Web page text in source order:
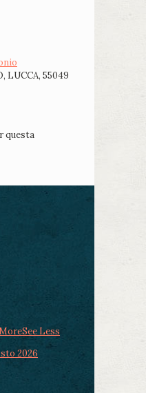
LUCCA, 55049
questa
See Less
2026